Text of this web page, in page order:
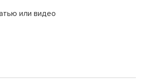
или видео